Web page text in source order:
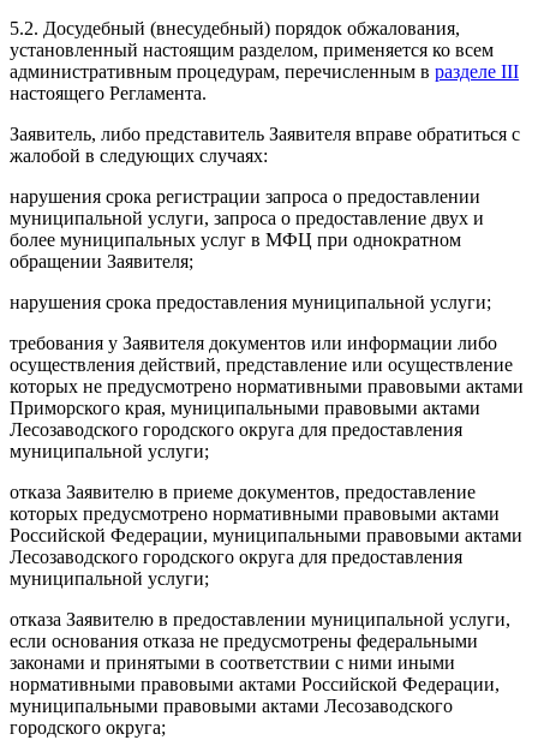
5.2. Досудебный (внесудебный) порядок обжалования,
установленный настоящим разделом, применяется ко всем
административным процедурам, перечисленным в разделе III
настоящего Регламента.
Заявитель, либо представитель Заявителя вправе обратиться с
жалобой в следующих случаях:
нарушения срока регистрации запроса о предоставлении
муниципальной услуги, запроса о предоставление двух и
более муниципальных услуг в МФЦ при однократном
обращении Заявителя;
нарушения срока предоставления муниципальной услуги;
требования у Заявителя документов или информации либо
осуществления действий, представление или осуществление
которых не предусмотрено нормативными правовыми актами
Приморского края, муниципальными правовыми актами
Лесозаводского городского округа для предоставления
муниципальной услуги;
отказа Заявителю в приеме документов, предоставление
которых предусмотрено нормативными правовыми актами
Российской Федерации, муниципальными правовыми актами
Лесозаводского городского округа для предоставления
муниципальной услуги;
отказа Заявителю в предоставлении муниципальной услуги,
если основания отказа не предусмотрены федеральными
законами и принятыми в соответствии с ними иными
нормативными правовыми актами Российской Федерации,
муниципальными правовыми актами Лесозаводского
городского округа;